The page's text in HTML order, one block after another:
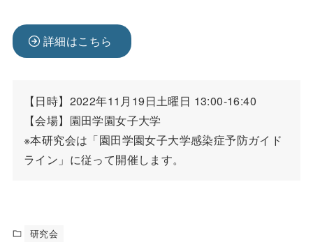
詳細はこちら
【日時】2022年11月19日土曜日 13:00-16:40
【会場】園田学園女子大学
※本研究会は「園田学園女子大学感染症予防ガイド
ライン」に従って開催します。
研究会